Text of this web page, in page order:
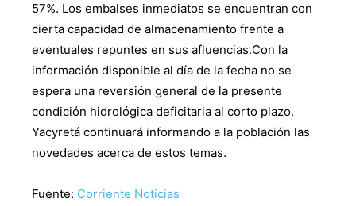
57%. Los embalses inmediatos se encuentran con
cierta capacidad de almacenamiento frente a
eventuales repuntes en sus afluencias.Con la
información disponible al día de la fecha no se
espera una reversión general de la presente
condición hidrológica deficitaria al corto plazo.
Yacyretá continuará informando a la población las
novedades acerca de estos temas.
Fuente: Corriente Noticias